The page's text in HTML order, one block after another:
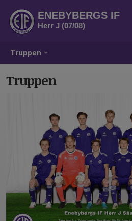
Truppen
ENEBYBERGS IF
Herr J (07/08)
Truppen